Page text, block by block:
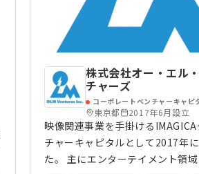
株式会社オー・エル
チャーズ
コーポレートベンチャーキャピ
東京都 2017年6月設立
映像関連事業を手掛ける
チャーキャピタルとして2017年
た。 主にエンターテイメント領